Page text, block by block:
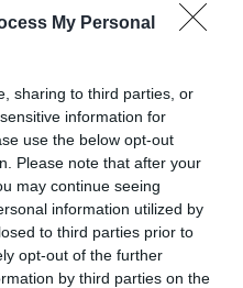
My Personal
sharing to third parties, or
information for
use the below opt-out
Please note that after your
may continue seeing
information utilized by
to third parties prior to
opt-out of the further
by third parties on the
η Τουρκία:
από την Μαύρη